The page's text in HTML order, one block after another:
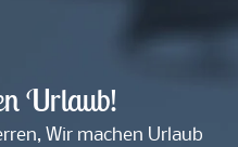
Urlaub!
Wir machen Urlaub